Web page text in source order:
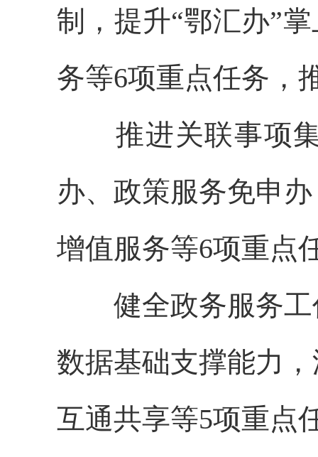
制，提升“鄂汇办”
务等6项重点任务，
推进关联事项集
办、政策服务免申
增值服务等6项重点
健全政务服务工
数据基础支撑能力
互通共享等5项重点